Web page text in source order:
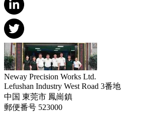
Neway Precision Works Ltd.
Lefushan Industry West Road 3番地
中国 東莞市 鳳崗鎮
郵便番号 523000